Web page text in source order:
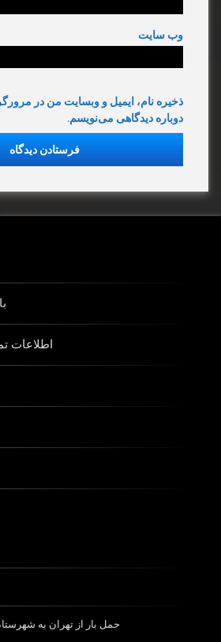
وب‌ سایت
ذخیره نام، ایمیل و وبسایت من در
دوباره دیدگاهی می‌نویسم.
اطلاعات
حمل بار از تهران به